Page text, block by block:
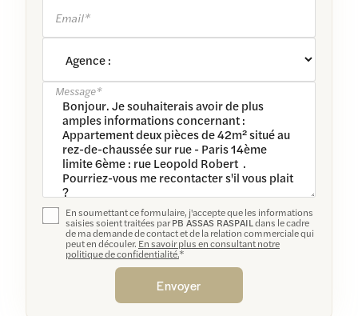
Email*
Message*
En soumettant ce formulaire, j'accepte que les informations
saisies soient traitées parPB ASSAS RASPAILdans le cadre
de ma demande de contact et de la relation commerciale qui
peut en découler. En savoir plus en consultant notre
politique de confidentialité.*